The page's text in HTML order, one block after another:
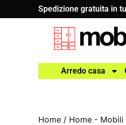
Spedizione gratuita in
Arredo casa
Home / Home - Mobili